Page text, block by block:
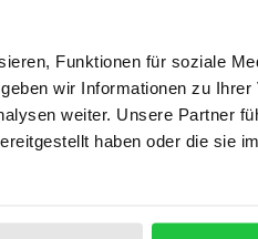
Funktionen für soziale
wir Informationen zu Ihrer
weiter. Unsere Partner
haben oder die sie
im Umdruckverfahren
von gut dreihundert